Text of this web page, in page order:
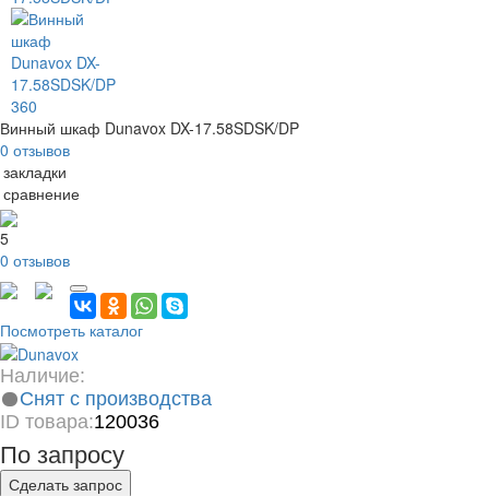
360
Винный шкаф Dunavox DX-17.58SDSK/DP
0 отзывов
5
0 отзывов
Посмотреть каталог
Наличие:
Снят с производства
ID товара:120036
По запросу
Сделать запрос